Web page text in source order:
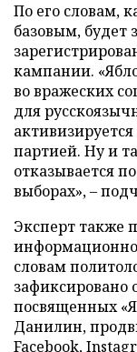
По его словам,
базовым, будет
кампании.
во вражеских
для
партией. Ну и
отказывается
выборах», –
Эксперт также
словам
зафиксировано
посвященных
Данилин,
Facebook,